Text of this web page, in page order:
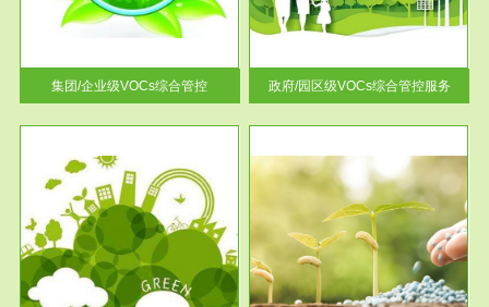
集团/企业级VOCs综合管控
根据《石化行业挥发性有机物综
合整治方案》文件要求，到2017
年，全...
政府/园区级VOCs综合管控服务
服务范围
土壤修复